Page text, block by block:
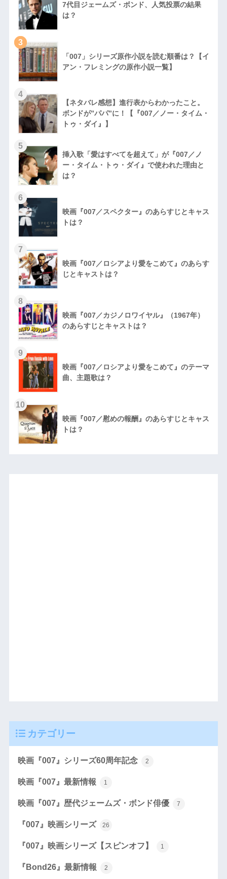
7代目ジェームズ・ボンド、人気投票の結果
は？
3
「007」シリーズ原作小説を読む順番は？【イ
アン・フレミングの原作小説一覧】
4
【ネタバレ感想】進行表からわかったこと。
ボンドが”パパ”に！【『007／ノー・タイム・
トゥ・ダイ』】
5
挿入歌「愛はすべてを超えて」が『007／ノ
ー・タイム・トゥ・ダイ』で使われた理由と
は？
6
映画『007／スペクター』のあらすじとキャス
トは？
7
映画『007／ロシアより愛をこめて』のあらす
じとキャストは？
8
映画『007／カジノロワイヤル』（1967年）
のあらすじとキャストは？
9
映画『007／ロシアより愛をこめて』のテーマ
曲、主題歌は？
10
映画『007／慰めの報酬』のあらすじとキャス
トは？
カテゴリー
映画『007』シリーズ60周年記念 2
映画『007』最新情報 1
映画『007』歴代ジェームズ・ボンド俳優 7
『007』映画シリーズ 26
『007』映画シリーズ【スピンオフ】 1
『Bond26』最新情報 2